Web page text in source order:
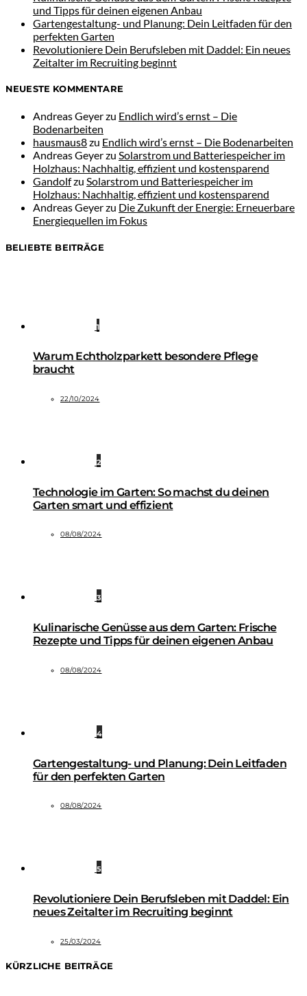
und Tipps für deinen eigenen Anbau
Gartengestaltung- und Planung: Dein Leitfaden für den
perfekten Garten
Revolutioniere Dein Berufsleben mit Daddel: Ein neues
Zeitalter im Recruiting beginnt
NEUESTE KOMMENTARE
Andreas Geyerzu Endlich wird’s ernst – Die
Bodenarbeiten
hausmaus8zu Endlich wird’s ernst – Die Bodenarbeiten
Andreas Geyerzu Solarstrom und Batteriespeicher im
Holzhaus: Nachhaltig, effizient und kostensparend
Gandolfzu Solarstrom und Batteriespeicher im
Holzhaus: Nachhaltig, effizient und kostensparend
Andreas Geyerzu Die Zukunft der Energie: Erneuerbare
Energiequellen im Fokus
BELIEBTE BEITRÄGE
1
Warum Echtholzparkett besondere Pflege
braucht
22/10/2024
2
Technologie im Garten: So machst du deinen
Garten smart und effizient
08/08/2024
3
Kulinarische Genüsse aus dem Garten: Frische
Rezepte und Tipps für deinen eigenen Anbau
08/08/2024
4
Gartengestaltung- und Planung: Dein Leitfaden
für den perfekten Garten
08/08/2024
5
Revolutioniere Dein Berufsleben mit Daddel: Ein
neues Zeitalter im Recruiting beginnt
25/03/2024
KÜRZLICHE BEITRÄGE